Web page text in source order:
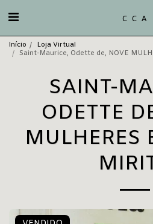
C C A
Início
Loja Virtual
Saint-Maurice, Odette de, NOVE
SAINT-
ODETTE